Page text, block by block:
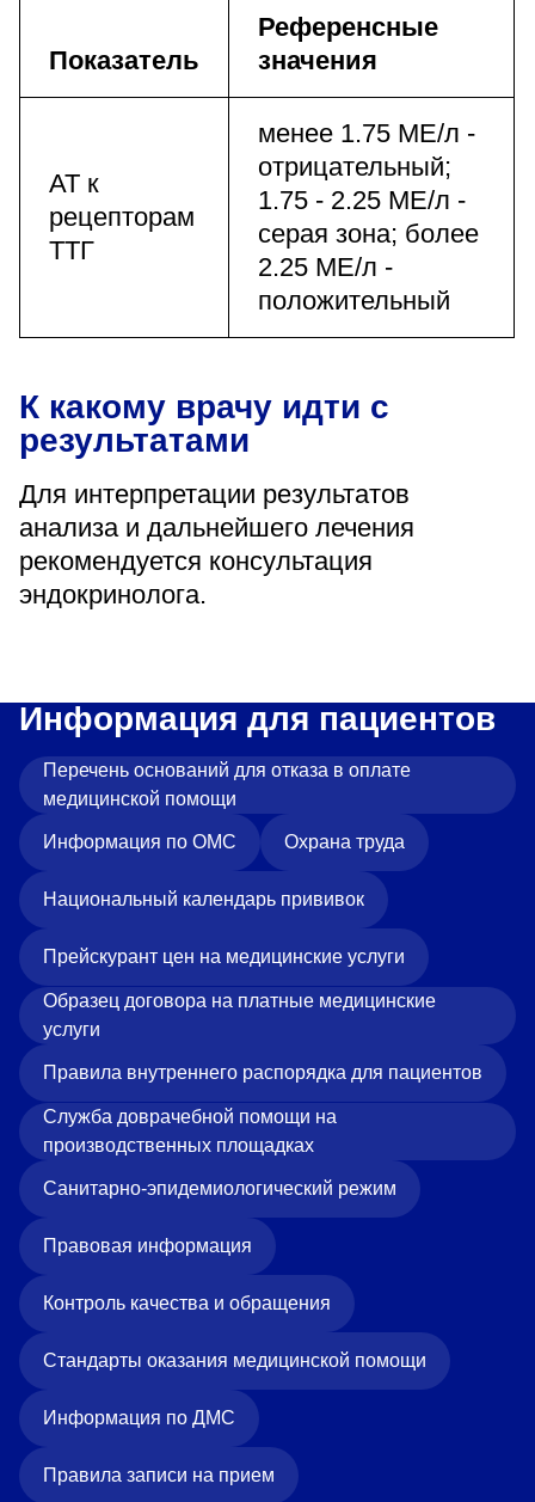
Показатель
Референсные
значения
АТ к
рецепторам
ТТГ
менее 1.75 МЕ/л -
отрицательный;
1.75 - 2.25 МЕ/л -
серая зона; более
2.25 МЕ/л -
положительный
К какому врачу идти с
результатами
Для интерпретации результатов
анализа и дальнейшего лечения
рекомендуется консультация
эндокринолога.
Информация для пациентов
Перечень оснований для отказа в оплате
медицинской помощи
Информация по ОМС Охрана труда
Национальный календарь прививок
Прейскурант цен на медицинские услуги
Образец договора на платные медицинские
услуги
Правила внутреннего распорядка для пациентов
Служба доврачебной помощи на
производственных площадках
Санитарно-эпидемиологический режим
Правовая информация
Контроль качества и обращения
Стандарты оказания медицинской помощи
Информация по ДМС
Правила записи на прием